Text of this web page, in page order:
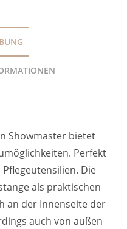
Showmaster bietet
Perfekt
Die
als praktischen
an der Innenseite der
auch von außen